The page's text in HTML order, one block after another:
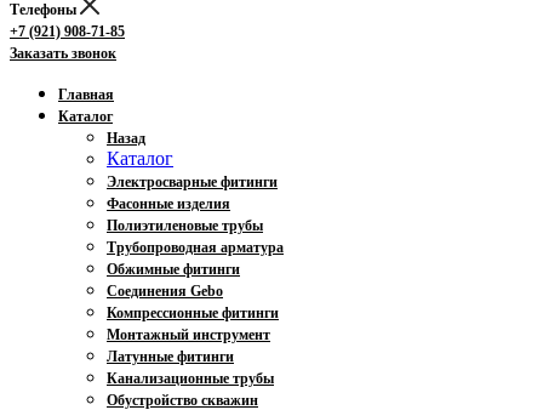
Телефоны
+7 (921) 908-71-85
Заказать звонок
Главная
Каталог
Назад
Каталог
Электросварные фитинги
Фасонные изделия
Полиэтиленовые трубы
Трубопроводная арматура
Обжимные фитинги
Соединения Gebo
Компрессионные фитинги
Монтажный инструмент
Латунные фитинги
Канализационные трубы
Обустройство скважин